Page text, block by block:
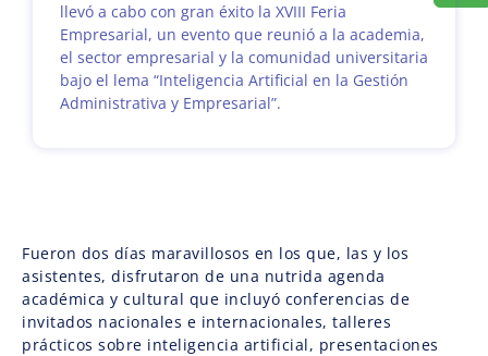
llevó a cabo con gran éxito la XVIII Feria
Empresarial, un evento que reunió a la academia,
el sector empresarial y la comunidad universitaria
bajo el lema “Inteligencia Artificial en la Gestión
Administrativa y Empresarial”.
Fueron dos días maravillosos en los que, las y los
asistentes, disfrutaron de una nutrida agenda
académica y cultural que incluyó conferencias de
invitados nacionales e internacionales, talleres
prácticos sobre inteligencia artificial, presentaciones